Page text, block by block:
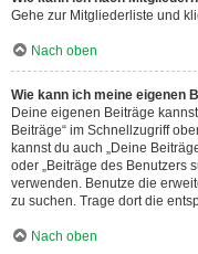
Gehe zur Mitgliederliste und
Nach oben
Wie kann ich meine eigenen
Deine eigenen Beiträge
Beiträge“ im Schnellzugriff
kannst du auch „Deine
oder „Beiträge des Benutzers
verwenden. Benutze die
zu suchen. Trage dort die
Nach oben